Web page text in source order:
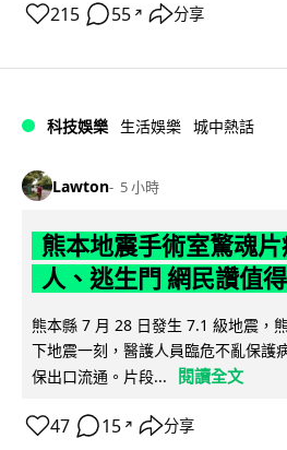
215 55 ↗ 分享
科技娛樂 生活娛樂 城中熱話
Lawton 5 小時
熊本地震手術室驚魂
人、逃生門 網民讚值
熊本縣 7 月 28 日發生 7.1 級地震，
下地震一刻，醫護人員臨危不亂保護
保出口流通。片段...
閱讀全文
47 15 ↗ 分享